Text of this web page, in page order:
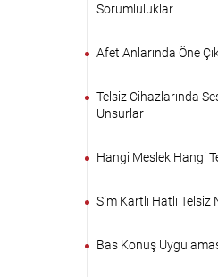
Sorumluluklar
Afet Anlarında Öne
Telsiz Cihazlarında
Unsurlar
Hangi Meslek Hangi
Sim Kartlı Hatlı Telsiz
Bas Konuş